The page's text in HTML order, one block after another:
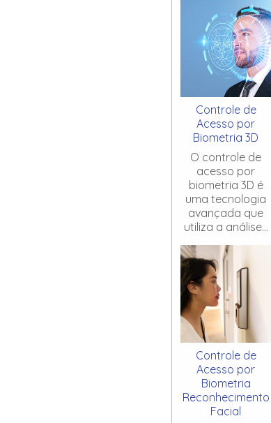
Controle de
Acesso por
Biometria 3D
O controle de
acesso por
biometria 3D é
uma tecnologia
avançada que
utiliza a análise...
Controle de
Acesso por
Biometria
Reconhecimento
Facial